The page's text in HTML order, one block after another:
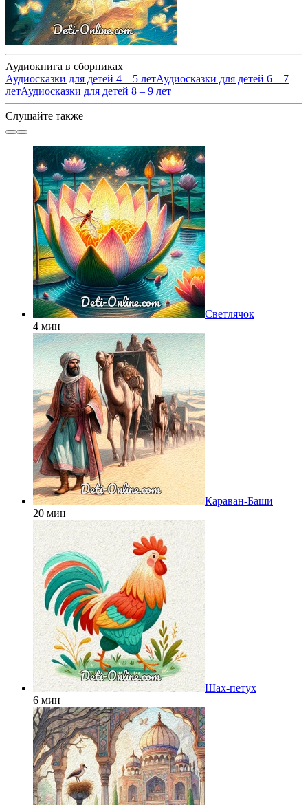
Аудиокнига в сборниках
Аудиосказки для детей 4 – 5 летАудиосказки для детей 6 – 7
летАудиосказки для детей 8 – 9 лет
Слушайте также
Светлячок
4 мин
Караван-Баши
20 мин
Шах-петух
6 мин